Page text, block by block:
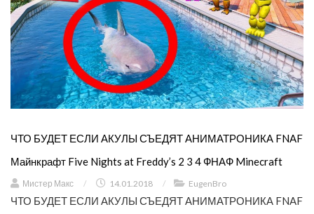
ЧТО БУДЕТ ЕСЛИ АКУЛЫ СЪЕДЯТ АНИМАТРОНИКА FNAF
Майнкрафт Five Nights at Freddy’s 2 3 4 ФНАФ Minecraft
Мистер Макс / 14.01.2018 / EugenBro
ЧТО БУДЕТ ЕСЛИ АКУЛЫ СЪЕДЯТ АНИМАТРОНИКА FNAF